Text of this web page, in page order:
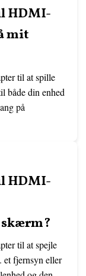
HDMI-
mit
til at spille
både din enhed
på
HDMI-
til at spejle
fjernsyn eller